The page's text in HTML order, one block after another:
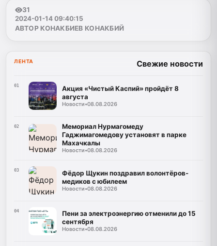
31
2024-01-14 09:40:15
АВТОР КОНАКБИЕВ КОНАКБИЙ
ЛЕНТА Свежие новости
01
Акция «Чистый Каспий» пройдёт 8
августа
Новости•08.08.2026
02
Мемориал Нурмагомеду
Гаджимагомедову установят в парке
Махачкалы
Новости•08.08.2026
03
Фёдор Щукин поздравил волонтёров-
медиков с юбилеем
Новости•08.08.2026
04
Пени за электроэнергию отменили до 15
сентября
Новости•08.08.2026